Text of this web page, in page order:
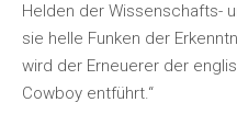
Helden der Wissenschafts-
sie helle Funken der
wird der Erneuerer der
Cowboy entführt.“